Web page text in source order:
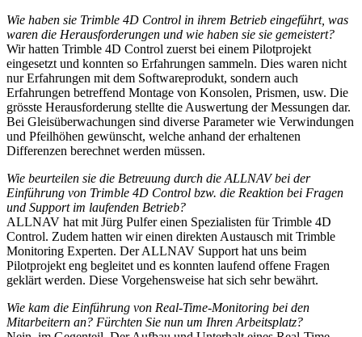
Wie haben sie Trimble 4D Control in ihrem Betrieb eingeführt, was
waren die Herausforderungen und wie haben sie sie gemeistert?
Wir hatten Trimble 4D Control zuerst bei einem Pilotprojekt
eingesetzt und konnten so Erfahrungen sammeln. Dies waren nicht
nur Erfahrungen mit dem Softwareprodukt, sondern auch
Erfahrungen betreffend Montage von Konsolen, Prismen, usw. Die
grösste Herausforderung stellte die Auswertung der Messungen dar.
Bei Gleisüberwachungen sind diverse Parameter wie Verwindungen
und Pfeilhöhen gewünscht, welche anhand der erhaltenen
Differenzen berechnet werden müssen.
Wie beurteilen sie die Betreuung durch die ALLNAV bei der
Einführung von Trimble 4D Control bzw. die Reaktion bei Fragen
und Support im laufenden Betrieb?
ALLNAV hat mit Jürg Pulfer einen Spezialisten für Trimble 4D
Control. Zudem hatten wir einen direkten Austausch mit Trimble
Monitoring Experten. Der ALLNAV Support hat uns beim
Pilotprojekt eng begleitet und es konnten laufend offene Fragen
geklärt werden. Diese Vorgehensweise hat sich sehr bewährt.
Wie kam die Einführung von Real-Time-Monitoring bei den
Mitarbeitern an? Fürchten Sie nun um Ihren Arbeitsplatz?